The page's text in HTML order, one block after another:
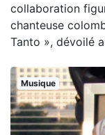
collaboration
chanteuse
Tanto », dévoilé
Musique